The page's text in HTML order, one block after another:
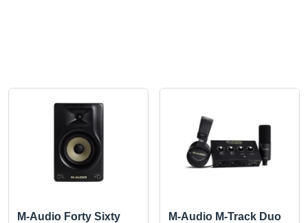
M-Audio Forty Sixty
M-Audio M-Track Duo